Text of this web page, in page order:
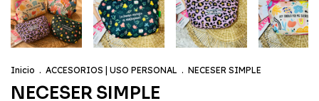
Inicio . ACCESORIOS | USO PERSONAL . NECESER SIMPLE
NECESER SIMPLE